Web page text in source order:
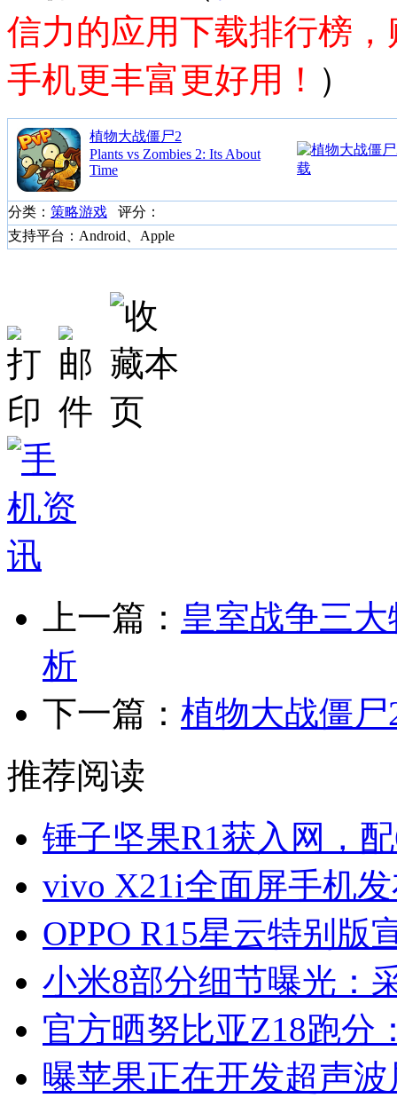
信力的应用下载排行榜
手机更丰富更好用！ ）
植物大战僵尸2
Plants vs Zombies 2: Its About
Time
分类： 策略游戏 评分：
支持平台：Android、Apple
上一篇： 皇室战争三
析
下一篇： 植物大战僵
推荐阅读
锤子坚果R1获入网，
vivo X21i全面屏手机
OPPO R15星云特别版
小米8部分细节曝光：
官方晒努比亚Z18跑分
曝苹果正在开发超声